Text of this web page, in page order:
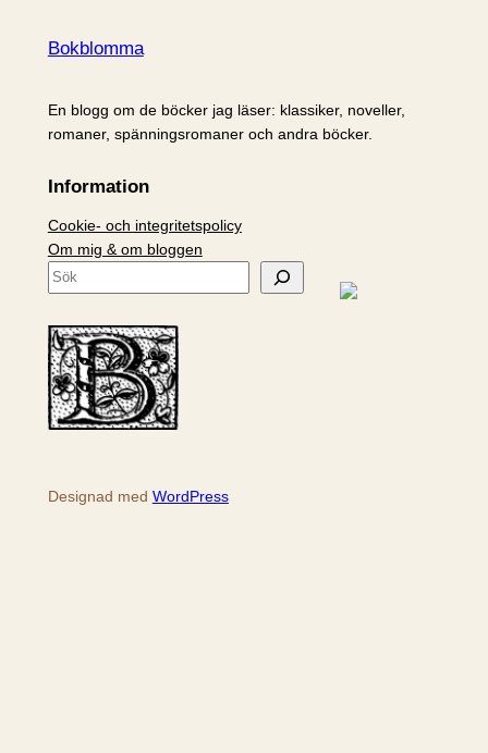
Bokblomma
En blogg om de böcker jag läser: klassiker, noveller,
romaner, spänningsromaner och andra böcker.
Information
Cookie- och integritetspolicy
Om mig & om bloggen
S
k
Designad med WordPress